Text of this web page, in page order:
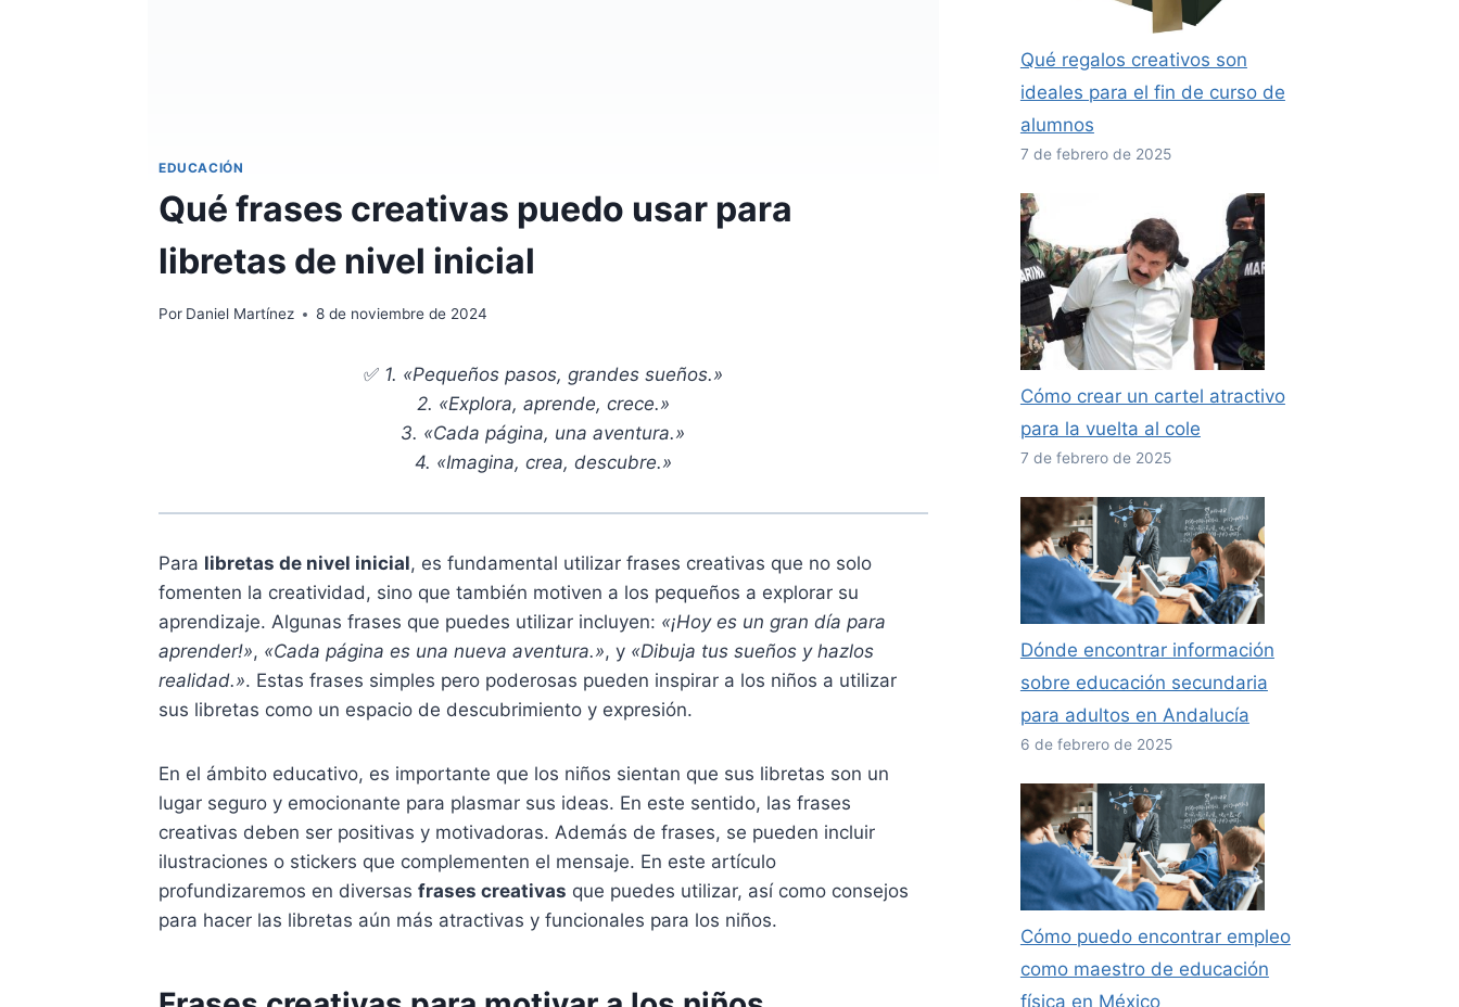
EDUCACIÓN
Qué frases creativas puedo usar para
libretas de nivel inicial
Por Daniel Martínez 8 de noviembre de 2024
✅ 1. «Pequeños pasos, grandes sueños.»
2. «Explora, aprende, crece.»
3. «Cada página, una aventura.»
4. «Imagina, crea, descubre.»
Para libretas de nivel inicial, es fundamental utilizar frases creativas que no solo
fomenten la creatividad, sino que también motiven a los pequeños a explorar su
aprendizaje. Algunas frases que puedes utilizar incluyen: «¡Hoy es un gran día para
aprender!», «Cada página es una nueva aventura.», y «Dibuja tus sueños y hazlos
realidad.». Estas frases simples pero poderosas pueden inspirar a los niños a utilizar
sus libretas como un espacio de descubrimiento y expresión.
En el ámbito educativo, es importante que los niños sientan que sus libretas son un
lugar seguro y emocionante para plasmar sus ideas. En este sentido, las frases
creativas deben ser positivas y motivadoras. Además de frases, se pueden incluir
ilustraciones o stickers que complementen el mensaje. En este artículo
profundizaremos en diversas frases creativas que puedes utilizar, así como consejos
para hacer las libretas aún más atractivas y funcionales para los niños.
Qué regalos creativos son
ideales para el fin de curso de
alumnos
7 de febrero de 2025
Cómo crear un cartel atractivo
para la vuelta al cole
7 de febrero de 2025
Dónde encontrar información
sobre educación secundaria
para adultos en Andalucía
6 de febrero de 2025
Cómo puedo encontrar empleo
como maestro de educación
física en México